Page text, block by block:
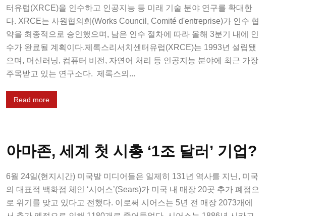
터유럽(XRCE)을 인수하고 인공지능 등 미래 기술 분야 연구를 확대한
다. XRCE는 사원협의회(Works Council, Comité d'entreprise)가 인수 협
약을 최종적으로 승인했으며, 남은 인수 절차에 따라 올해 3분기 내에 인
수가 완료될 계획이다.제록스리서치센터유럽(XRCE)는 1993년 설립됐
으며, 머신러닝, 컴퓨터 비전, 자연어 처리 등 인공지능 분야에 최근 가장
주목받고 있는 연구소다. 제록스의...
Read more
아마존, 세계 첫 시총 ‘1조 달러’ 기업?
6월 24일(현지시간) 미국발 미디어들은 일제히 131년 역사를 지닌, 미국
의 대표적 백화점 체인 ‘시어스’(Sears)가 미국 내 매장 20곳 추가 폐점으
로 위기를 맞고 있다고 전했다. 이로써 시어스는 5년 전 매장 2073개에